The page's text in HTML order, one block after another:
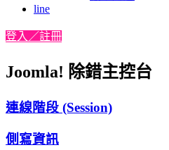
line
登入／註冊
Joomla! 除錯主控台
連線階段 (Session)
側寫資訊